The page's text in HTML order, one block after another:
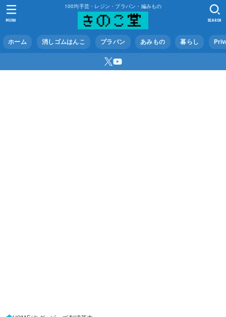
100均手芸・レジン・プラバン・編みもの
ホーム 消しゴムはんこ プラバン あみもの 暮らし
SEARCH
MENU